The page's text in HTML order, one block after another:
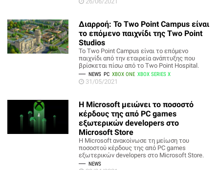
Διαρροή: Το Two Point Campus είναι
το επόμενο παιχνίδι της Two Point
Studios
Το Two Point Campus είναι το επόμενο
παιχνίδι από την εταιρεία ανάπτυξης που
βρίσκεται πίσω από το Two Point Hospital.
NEWS PC XBOX ONE XBOX SERIES X
31/05/2021
Η Microsoft μειώνει το ποσοστό
κέρδους της από PC games
εξωτερικών developers στο
Microsoft Store
Η Microsoft ανακοίνωσε τη μείωση του
ποσοστού κέρδους της από PC games
εξωτερικών developers στο Microsoft Store.
NEWS